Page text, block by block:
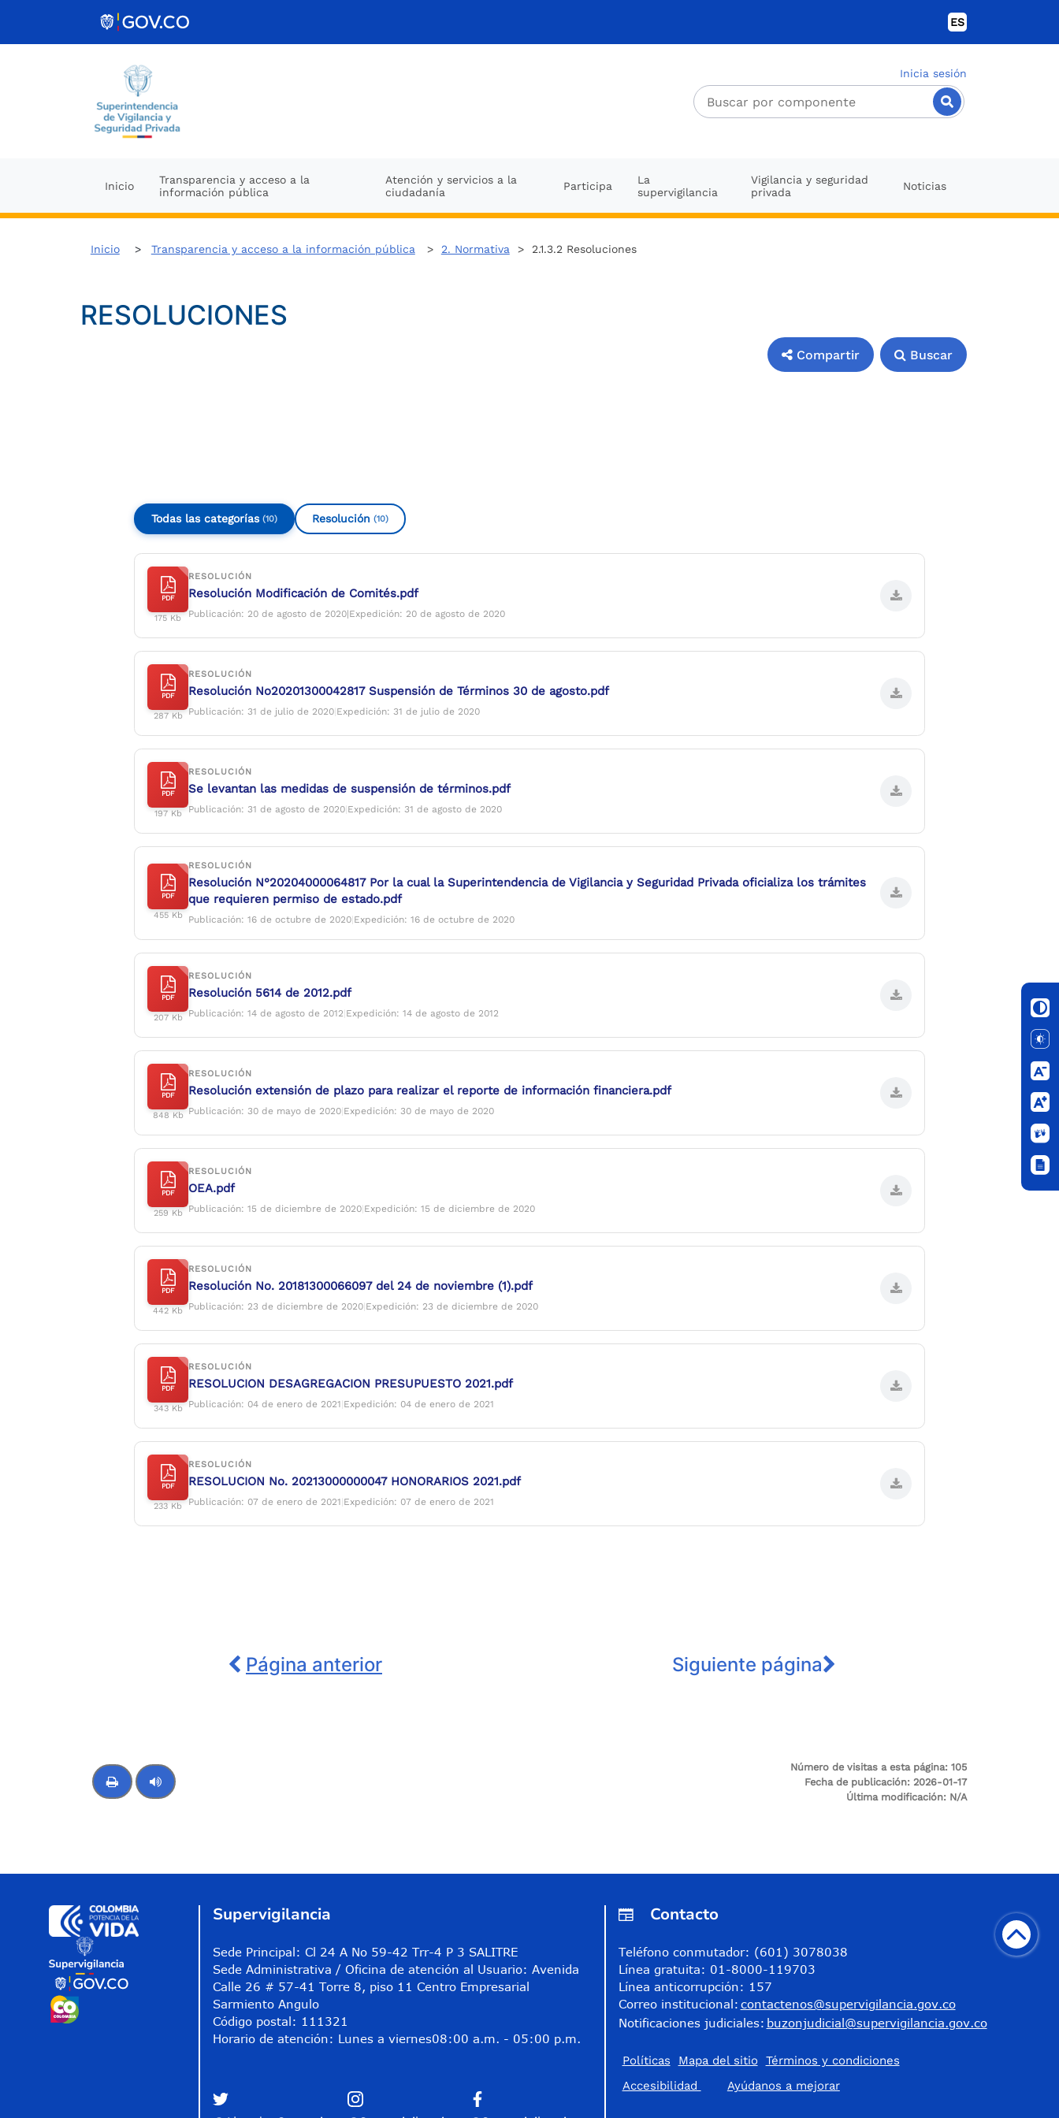
ES
Inicia sesión
Inicio
Transparencia y acceso a la
información pública
Atención y servicios a la
ciudadanía
Participa
La
supervigilancia
Vigilancia y seguridad
privada
Noticias
Inicio Transparencia y acceso a la información pública > 2. Normativa > 2.1.3.2 Resoluciones
RESOLUCIONES
Compartir Buscar
Todas las categorías (10) Resolución (10)
PDF
175 Kb
RESOLUCIÓN
Resolución Modificación de Comités.pdf
Publicación: 20 de agosto de 2020|Expedición: 20 de agosto de 2020
PDF
287 Kb
RESOLUCIÓN
Resolución No20201300042817 Suspensión de Términos 30 de agosto.pdf
Publicación: 31 de julio de 2020|Expedición: 31 de julio de 2020
PDF
197 Kb
RESOLUCIÓN
Se levantan las medidas de suspensión de términos.pdf
Publicación: 31 de agosto de 2020|Expedición: 31 de agosto de 2020
PDF
455 Kb
RESOLUCIÓN
Resolución N°20204000064817 Por la cual la Superintendencia de Vigilancia y Seguridad Privada oficializa los trámites
que requieren permiso de estado.pdf
Publicación: 16 de octubre de 2020|Expedición: 16 de octubre de 2020
PDF
207 Kb
RESOLUCIÓN
Resolución 5614 de 2012.pdf
Publicación: 14 de agosto de 2012|Expedición: 14 de agosto de 2012
PDF
848 Kb
RESOLUCIÓN
Resolución extensión de plazo para realizar el reporte de información financiera.pdf
Publicación: 30 de mayo de 2020|Expedición: 30 de mayo de 2020
PDF
259 Kb
RESOLUCIÓN
OEA.pdf
Publicación: 15 de diciembre de 2020|Expedición: 15 de diciembre de 2020
PDF
442 Kb
RESOLUCIÓN
Resolución No. 20181300066097 del 24 de noviembre (1).pdf
Publicación: 23 de diciembre de 2020|Expedición: 23 de diciembre de 2020
PDF
343 Kb
RESOLUCIÓN
RESOLUCION DESAGREGACION PRESUPUESTO 2021.pdf
Publicación: 04 de enero de 2021|Expedición: 04 de enero de 2021
PDF
233 Kb
RESOLUCIÓN
RESOLUCION No. 20213000000047 HONORARIOS 2021.pdf
Publicación: 07 de enero de 2021|Expedición: 07 de enero de 2021
Página anterior Siguiente página
Número de visitas a esta página: 105
Fecha de publicación: 2026-01-17
Última modificación: N/A
Supervigilancia
Sede Principal: Cl 24 A No 59-42 Trr-4 P 3 SALITRE
Sede Administrativa / Oficina de atención al Usuario: Avenida
Calle 26 # 57-41 Torre 8, piso 11 Centro Empresarial
Sarmiento Angulo
Código postal: 111321
Horario de atención: Lunes a viernes08:00 a.m. - 05:00 p.m.
Contacto
Teléfono conmutador: (601) 3078038
Línea gratuita: 01-8000-119703
Línea anticorrupción: 157
Correo institucional: contactenos@supervigilancia.gov.co
Notificaciones judiciales: buzonjudicial@supervigilancia.gov.co
Políticas Mapa del sitio
Términos y condiciones
Accesibilidad
​Ayúdanos a mejorar